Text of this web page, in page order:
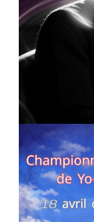
CULTURE
Artiste
On